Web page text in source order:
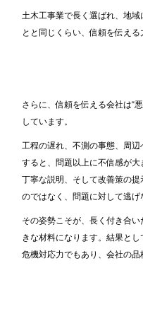
土木工事業で長く選ばれ、地
とと同じくらい、信頼を伝え
さらに、信頼を伝える会社は“
しています。
工程の遅れ、不測の事態、周
すると、問題以上に不信感が
丁寧な説明、そして改善策の
のではなく、問題に対して逃げ
その姿勢こそが、長く付き合
きな材料になります。結果と
危機対応力でもあり、会社の品